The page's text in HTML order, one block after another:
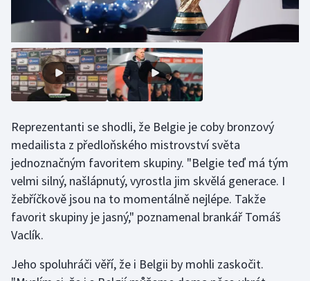
Parasport
Plavání
Plážový volejbal
Ragby
Rychlobruslení
Rychlostní kanoistika
Short track
Sportovní střelba
Reprezentanti se shodli, že Belgie je coby bronzový
medailista z předloňského mistrovství světa
jednoznačným favoritem skupiny. "Belgie teď má tým
velmi silný, našlápnutý, vyrostla jim skvělá generace. I
žebříčkově jsou na to momentálně nejlépe. Takže
favorit skupiny je jasný," poznamenal brankář Tomáš
Vaclík.
Jeho spoluhráči věří, že i Belgii by mohli zaskočit.